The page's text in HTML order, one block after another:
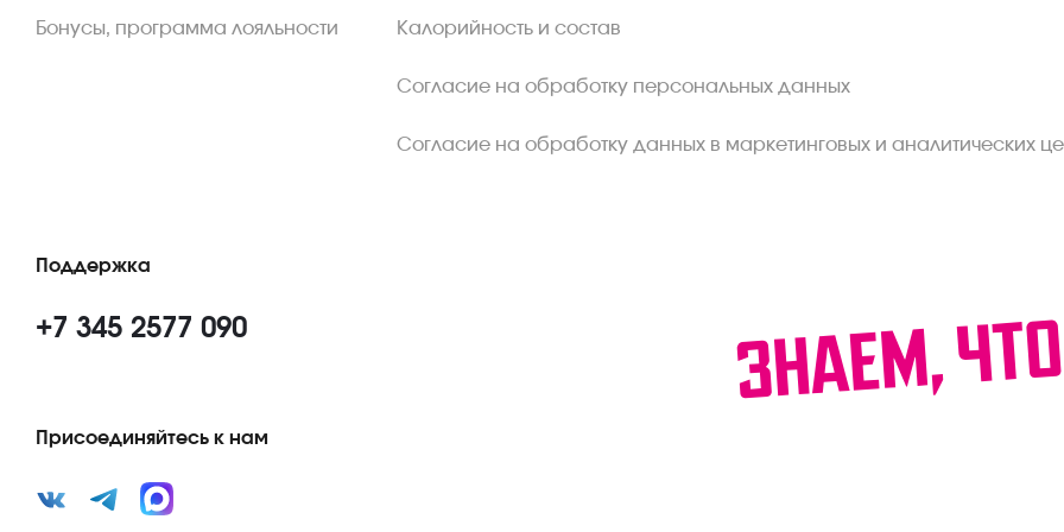
Бонусы, программа лояльности Калорийность и состав
Согласие на обработку персональных данных
Согласие на обработку данных в маркетинговых и аналитических
Поддержка
+7 345 2577 090
Присоединяйтесь к нам